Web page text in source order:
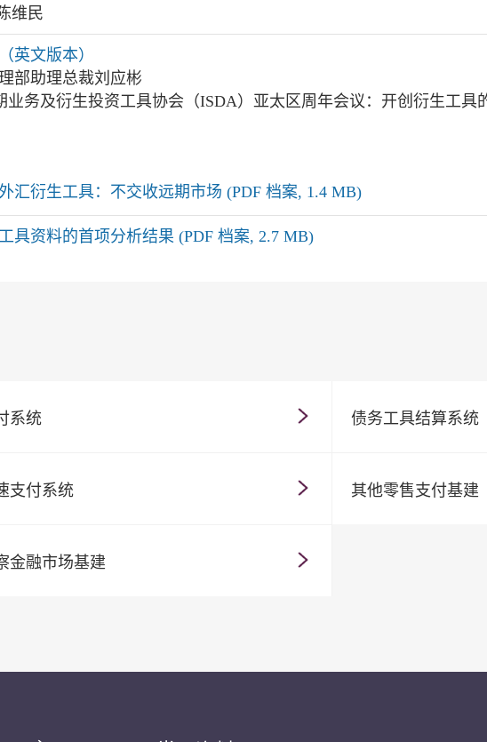
维民
英文版本）
部助理总裁刘应彬
业务及衍生投资工具协会（ISDA）亚太区周年会议：开创衍生工具
汇衍生工具：不交收远期市场 (PDF 档案, 1.4 MB)
具资料的首项分析结果 (PDF 档案, 2.7 MB)
系统 债务工具结算系统
支付系统 其他零售支付基建
金融市场基建